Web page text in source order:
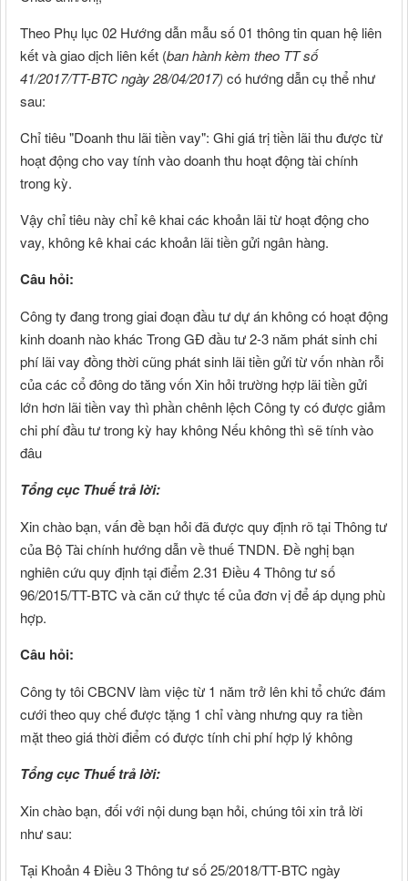
Theo Phụ lục 02 Hướng dẫn mẫu số 01 thông tin quan hệ liên
kết và giao dịch liên kết (ban hành kèm theo TT số
41/2017/TT-BTC ngày 28/04/2017) có hướng dẫn cụ thể như
sau:
Chỉ tiêu "Doanh thu lãi tiền vay": Ghi giá trị tiền lãi thu được từ
hoạt động cho vay tính vào doanh thu hoạt động tài chính
trong kỳ.
Vậy chỉ tiêu này chỉ kê khai các khoản lãi từ hoạt động cho
vay, không kê khai các khoản lãi tiền gửi ngân hàng.
Câu hỏi:
Công ty đang trong giai đoạn đầu tư dự án không có hoạt động
kinh doanh nào khác Trong GĐ đầu tư 2-3 năm phát sinh chi
phí lãi vay đồng thời cũng phát sinh lãi tiền gửi từ vốn nhàn rỗi
của các cổ đông do tăng vốn Xin hỏi trường hợp lãi tiền gửi
lớn hơn lãi tiền vay thì phần chênh lệch Công ty có được giảm
chi phí đầu tư trong kỳ hay không Nếu không thì sẽ tính vào
đâu
Tổng cục Thuế trả lời:
Xin chào bạn, vấn đề bạn hỏi đã được quy định rõ tại Thông tư
của Bộ Tài chính hướng dẫn về thuế TNDN. Đề nghị bạn
nghiên cứu quy định tại điểm 2.31 Điều 4 Thông tư số
96/2015/TT-BTC và căn cứ thực tế của đơn vị để áp dụng phù
hợp.
Câu hỏi:
Công ty tôi CBCNV làm việc từ 1 năm trở lên khi tổ chức đám
cưới theo quy chế được tặng 1 chỉ vàng nhưng quy ra tiền
mặt theo giá thời điểm có được tính chi phí hợp lý không
Tổng cục Thuế trả lời:
Xin chào bạn, đối với nội dung bạn hỏi, chúng tôi xin trả lời
như sau:
Tại Khoản 4 Điều 3 Thông tư số 25/2018/TT-BTC ngày